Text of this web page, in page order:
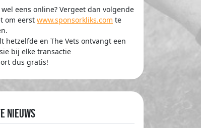
eens online? Vergeet dan volgende
om eerst www.sponsorkliks.com te
hetzelfde en The Vets ontvangt een
bij elke transactie
dus gratis!
nieuws